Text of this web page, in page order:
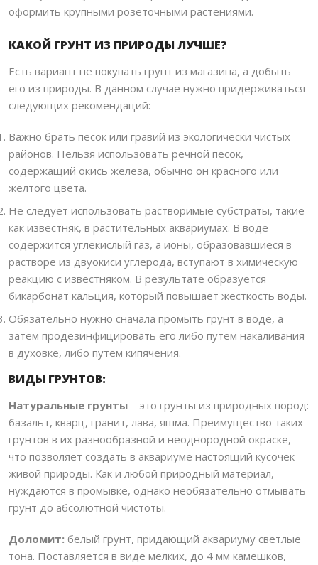
оформить крупными розеточными растениями.
КАКОЙ ГРУНТ ИЗ ПРИРОДЫ ЛУЧШЕ?
Есть вариант не покупать грунт из магазина, а добыть
его из природы. В данном случае нужно придерживаться
следующих рекомендаций:
Важно брать песок или гравий из экологически чистых
районов. Нельзя использовать речной песок,
содержащий окись железа, обычно он красного или
желтого цвета.
Не следует использовать растворимые субстраты, такие
как известняк, в растительных аквариумах. В воде
содержится углекислый газ, а ионы, образовавшиеся в
растворе из двуокиси углерода, вступают в химическую
реакцию с известняком. В результате образуется
бикарбонат кальция, который повышает жесткость воды.
Обязательно нужно сначала промыть грунт в воде, а
затем продезинфицировать его либо путем накаливания
в духовке, либо путем кипячения.
ВИДЫ ГРУНТОВ:
Натуральные грунты – это грунты из природных пород:
базальт, кварц, гранит, лава, яшма. Преимущество таких
грунтов в их разнообразной и неоднородной окраске,
что позволяет создать в аквариуме настоящий кусочек
живой природы. Как и любой природный материал,
нуждаются в промывке, однако необязательно отмывать
грунт до абсолютной чистоты.
Доломит: белый грунт, придающий аквариуму светлые
тона. Поставляется в виде мелких, до 4 мм камешков,